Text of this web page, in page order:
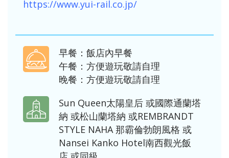
https://www.yui-rail.co.jp/
早餐：飯店內早餐
午餐：方便遊玩敬請自理
晚餐：方便遊玩敬請自理
Sun Queen太陽皇后 或國際通蘭塔
納 或松山蘭塔納 或REMBRANDT
STYLE NAHA 那霸倫勃朗風格 或
Nansei Kanko Hotel南西觀光飯